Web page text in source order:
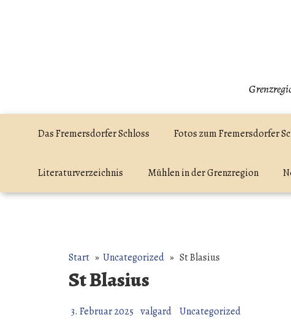
Das Fremersdorfer Schloss Fotos zum Fremersdorfer
Literaturverzeichnis Mühlen in der Grenzregion
Start » Uncategorized » St Blasius
St Blasius
3. Februar 2025 valgard Uncategorized